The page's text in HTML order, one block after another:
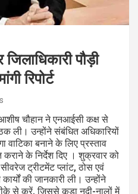
पौड़ी
रिपोर्ट
चौहान ने एनआईसी कक्ष से
ली। उन्होंने संबंधित अधिकारियों
वाटिका बनाने के लिए प्रस्ताव
कराने के निर्देश दिए । शुक्रवार को
ट्रीटमेंट प्लांट, ठोस एवं
की जानकारी ली। उन्होंने
से करें, जिससे कूड़ा नदी-नालों में